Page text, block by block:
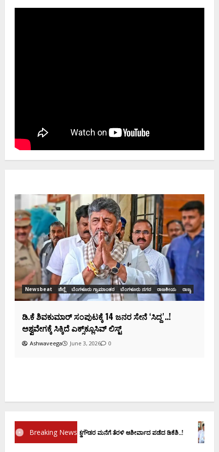
Newsbeat ಜಿಲ್ಲೆ ರಾಜಕೀಯ ರಾಜ್ಯ
ಡಿಕೆಶಿ ಜತೆ 14 ಮಂದಿ ಪ್ರಮಾಣವಚನ ಸಾಧ್ಯತೆ.. ಇಲ್ಲಿದೆ
ಸಂಭಾವ್ಯ ಸಚಿವರ ಫೈನಲ್ ಲಿಸ್ಟ್‌!
Ashwaveega June 3, 2026 0
Breaking News
ವಚನಕ್ಕೂ ಮುನ್ನ ದೊಡ್ಡಗೌಡರ ಮನೆಗೆ ತೆರಳಿ ಆಶೀರ್ವಾದ ಪಡೆದ ಡಿಕೆಶಿ..!